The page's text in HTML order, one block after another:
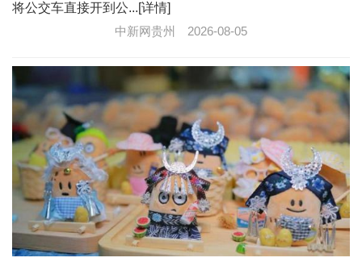
将公交车直接开到公...[详情]
中新网贵州
2026-08-05